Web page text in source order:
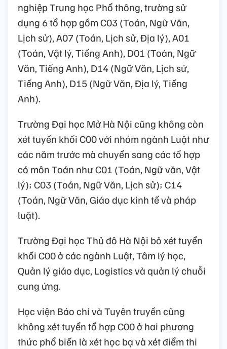
nghiệp Trung học Phổ thông, trường sử
dụng 6 tổ hợp gồm C03 (Toán, Ngữ Văn,
Lịch sử), A07 (Toán, Lịch sử, Địa lý), A01
(Toán, Vật lý, Tiếng Anh), D01 (Toán, Ngữ
Văn, Tiếng Anh), D14 (Ngữ Văn, Lịch sử,
Tiếng Anh), D15 (Ngữ Văn, Địa lý, Tiếng
Anh).
Trường Đại học Mở Hà Nội cũng không còn
xét tuyển khối C00 với nhóm ngành Luật như
các năm trước mà chuyển sang các tổ hợp
có môn Toán như C01 (Toán, Ngữ văn, Vật
lý); C03 (Toán, Ngữ Văn, Lịch sử); C14
(Toán, Ngữ Văn, Giáo dục kinh tế và pháp
luật).
Trường Đại học Thủ đô Hà Nội bỏ xét tuyển
khối C00 ở các ngành Luật, Tâm lý học,
Quản lý giáo dục, Logistics và quản lý chuỗi
cung ứng.
Học viện Báo chí và Tuyên truyền cũng
không xét tuyển tổ hợp C00 ở hai phương
thức phổ biến là xét học bạ và xét điểm thi